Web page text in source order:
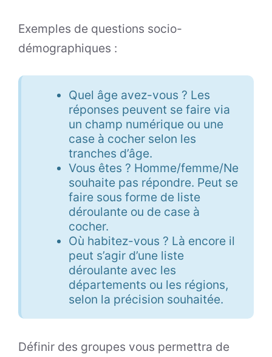
Exemples de questions socio-
démographiques :
Quel âge avez-vous ? Les
réponses peuvent se faire via
un champ numérique ou une
case à cocher selon les
tranches d’âge.
Vous êtes ? Homme/femme/Ne
souhaite pas répondre. Peut se
faire sous forme de liste
déroulante ou de case à
cocher.
Où habitez-vous ? Là encore il
peut s’agir d’une liste
déroulante avec les
départements ou les régions,
selon la précision souhaitée.
Définir des groupes vous permettra de